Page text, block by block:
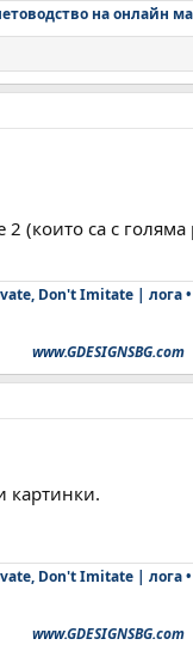
на онлайн
(които са с
Don't Imitate | лога
www.GDESIGNSBG.com
картинки.
Don't Imitate | лога
www.GDESIGNSBG.com